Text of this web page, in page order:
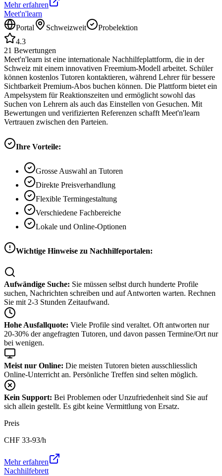
Mehr erfahren
Meet'n'learn
Portal
Schweizweit
Probelektion
4.3
21 Bewertungen
Meet'n'learn ist eine internationale Nachhilfeplattform, die in der
Schweiz mit einem innovativen Freemium-Modell arbeitet. Schüler
können kostenlos Tutoren kontaktieren, während Lehrer für bessere
Sichtbarkeit Premium-Abos buchen können. Die Plattform bietet ein
Ampelsystem für Reaktionszeiten und ermöglicht sowohl das
Suchen von Lehrern als auch das Einstellen von Gesuchen. Mit
Bewertungen und verifizierten Referenzen schafft Meet'n'learn
Vertrauen zwischen den Parteien.
Ihre Vorteile:
Grosse Auswahl an Tutoren
Direkte Preisverhandlung
Flexible Termingestaltung
Verschiedene Fachbereiche
Lokale und Online-Optionen
Wichtige Hinweise zu Nachhilfeportalen:
Aufwändige Suche: Sie müssen selbst durch hunderte Profile
suchen, Nachrichten schreiben und auf Antworten warten. Rechnen
Sie mit 2-3 Stunden Zeitaufwand.
Hohe Ausfallquote: Viele Profile sind veraltet. Oft antworten nur
20-30% der angefragten Tutoren, und davon passen Termine/Ort nur
bei wenigen.
Meist nur Online: Die meisten Tutoren bieten ausschliesslich
Online-Unterricht an. Persönliche Treffen sind selten möglich.
Kein Support: Bei Problemen oder Unzufriedenheit sind Sie auf
sich allein gestellt. Es gibt keine Vermittlung von Ersatz.
Preis
CHF 33-93/h
Mehr erfahren
Nachhilfebrett